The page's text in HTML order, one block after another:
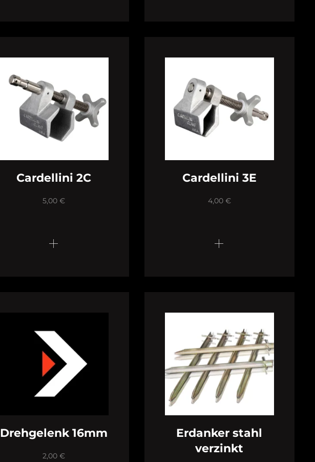
Cardellini 2C
5,00 €
Cardellini 3E
4,00 €
Drehgelenk 16mm
2,00 €
Erdanker stahl
verzinkt